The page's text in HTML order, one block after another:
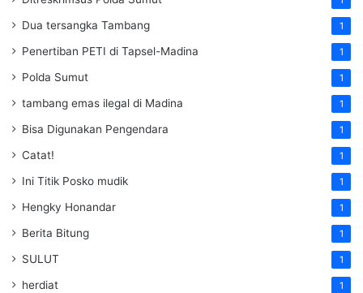
Dua tersangka Tambang 1
Penertiban PETI di Tapsel-Madina 1
Polda Sumut 1
tambang emas ilegal di Madina 1
Bisa Digunakan Pengendara 1
Catat! 1
Ini Titik Posko mudik 1
Hengky Honandar 1
Berita Bitung 1
SULUT 1
herdiat 1